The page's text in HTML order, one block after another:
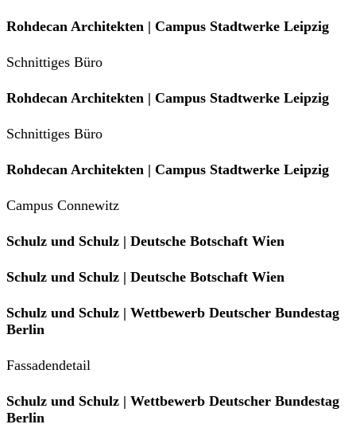
Rohdecan Architekten | Campus Stadtwerke Leipzig
Schnittiges Büro
Rohdecan Architekten | Campus Stadtwerke Leipzig
Schnittiges Büro
Rohdecan Architekten | Campus Stadtwerke Leipzig
Campus Connewitz
Schulz und Schulz | Deutsche Botschaft Wien
Schulz und Schulz | Deutsche Botschaft Wien
Schulz und Schulz | Wettbewerb Deutscher Bundestag
Berlin
Fassadendetail
Schulz und Schulz | Wettbewerb Deutscher Bundestag
Berlin